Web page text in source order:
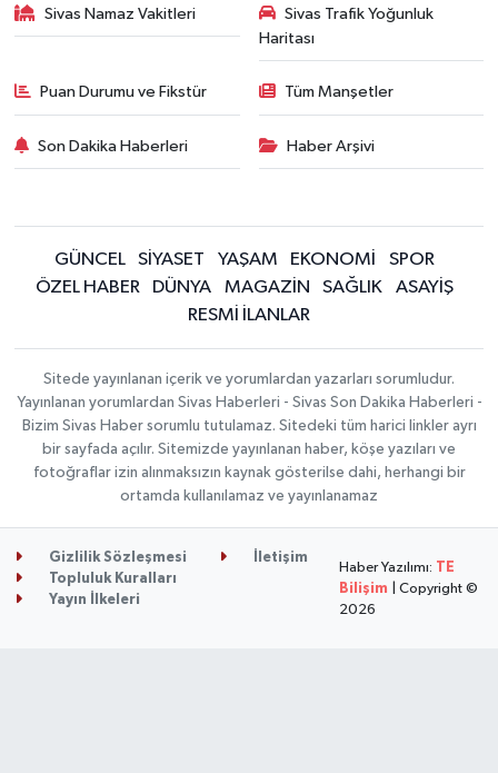
Sivas Namaz Vakitleri
Sivas Trafik Yoğunluk
Haritası
Puan Durumu ve Fikstür Tüm Manşetler
Son Dakika Haberleri Haber Arşivi
GÜNCEL SİYASET YAŞAM EKONOMİ
SPOR
ÖZEL HABER
DÜNYA MAGAZİN SAĞLIK
ASAYİŞ
RESMİ İLANLAR
Sitede yayınlanan içerik ve yorumlardan yazarları sorumludur.
Yayınlanan yorumlardan Sivas Haberleri - Sivas Son Dakika Haberleri -
Bizim Sivas Haber sorumlu tutulamaz. Sitedeki tüm harici linkler ayrı
bir sayfada açılır. Sitemizde yayınlanan haber, köşe yazıları ve
fotoğraflar izin alınmaksızın kaynak gösterilse dahi, herhangi bir
ortamda kullanılamaz ve yayınlanamaz
Gizlilik Sözleşmesi
İletişim
Topluluk Kuralları
Yayın İlkeleri
Haber Yazılımı: TE
Bilişim | Copyright ©
2026